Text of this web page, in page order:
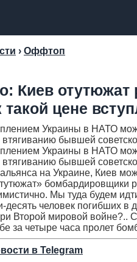
› Оффтоп
Киев
такой цене
Украины в НАТО
бывшей
Украины в НАТО
бывшей
на Украине, Киев
бомбардировщики
Мы туда будем
десять человек погибших
Второй мировой войне?..
за четыре часа пролет
в Telegram